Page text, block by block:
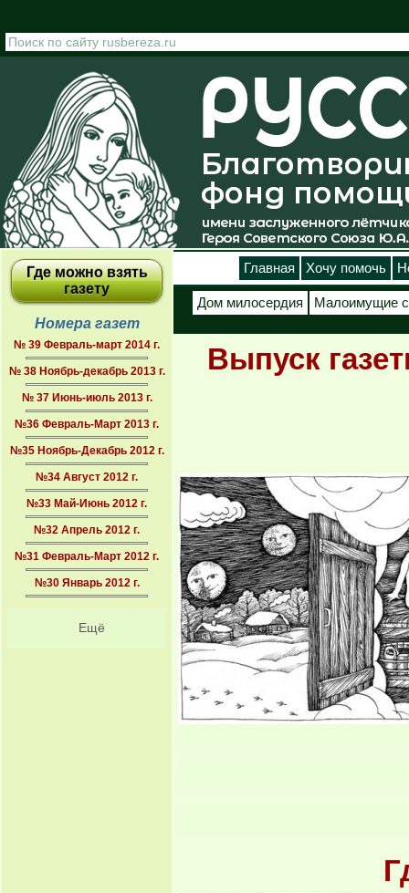
Где можно взять
газету
Номера газет
№ 39 Февраль-март 2014 г.
№ 38 Ноябрь-декабрь 2013 г.
№ 37 Июнь-июль 2013 г.
№36 Февраль-Март 2013 г.
№35 Ноябрь-Декабрь 2012 г.
№34 Август 2012 г.
№33 Май-Июнь 2012 г.
№32 Апрель 2012 г.
№31 Февраль-Март 2012 г.
№30 Январь 2012 г.
Ещё
Главная Хочу помочь
Дом милосердия Малоимущие
Выпуск